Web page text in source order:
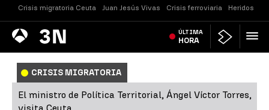
Crisis migratoria Ceuta Juan Jesús Vivas Crisis ferroviaria Heridos
Antena
3 Noticias ÚLTIMA
HORA
CRISIS MIGRATORIA
El ministro de Política Territorial, Ángel Víctor Torres,